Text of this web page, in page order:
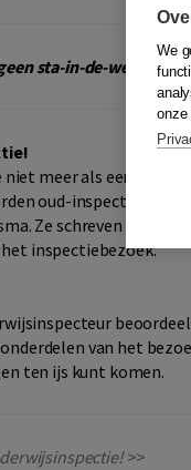
sta-in-de-weg zijn,
meer als een
oud-inspecteur en
Ze schreven een
inspectiebezoek.
van het
ten ijs kunt komen.
>>
We
onze